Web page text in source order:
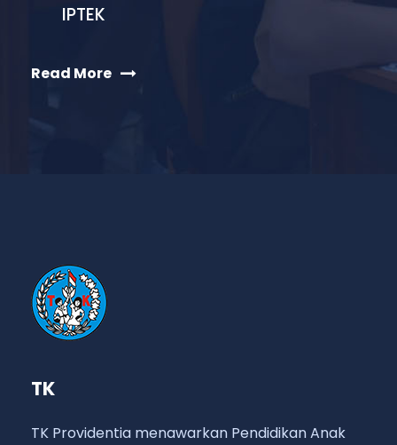
IPTEK
Read More
TK
TK Providentia menawarkan Pendidikan Anak